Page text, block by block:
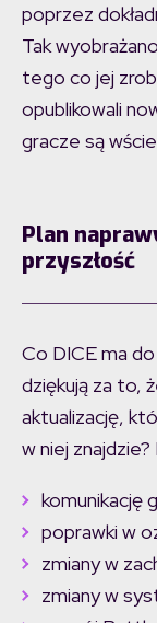
poprzez
Tak
tego co jej
opublikowali
gracze są
Plan
przyszłość
Co DICE ma
dziękują za to,
aktualizację,
w niej
komunikację
poprawki w
zmiany w
zmiany w